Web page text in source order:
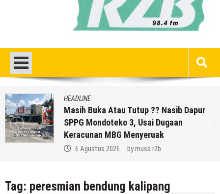
HEADLINE
Masih Buka Atau Tutup ?? Nasib Dapur
SPPG Mondoteko 3, Usai Dugaan
Keracunan MBG Menyeruak
6 Agustus 2026 bymusa r2b
Tag: peresmian bendung kalipang